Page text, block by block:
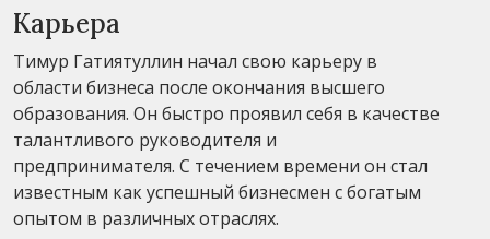
Карьера
Тимур Гатиятуллин начал свою карьеру в
области бизнеса после окончания высшего
образования. Он быстро проявил себя в качестве
талантливого руководителя и
предпринимателя. С течением времени он стал
известным как успешный бизнесмен с богатым
опытом в различных отраслях.